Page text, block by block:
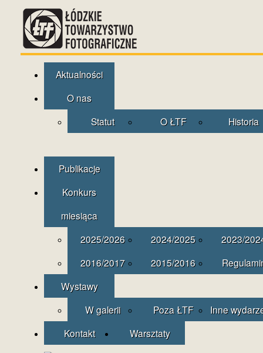
Aktualności
O nas
Statut
O ŁTF Historia
Publikacje
Konkurs
miesiąca
2025/2026
2024/2025
2023/
2016/2017
2015/2016
Wystawy
W galerii
Poza ŁTF
Inne
Kontakt
Warsztaty